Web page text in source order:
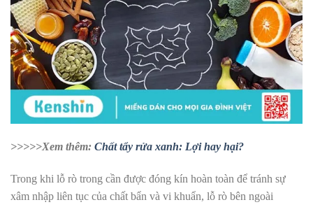
>>>>>Xem thêm: Chất tẩy rửa xanh: Lợi hay hại?
Trong khi lỗ rò trong cần được đóng kín hoàn toàn để tránh sự
xâm nhập liên tục của chất bẩn và vi khuẩn, lỗ rò bên ngoài